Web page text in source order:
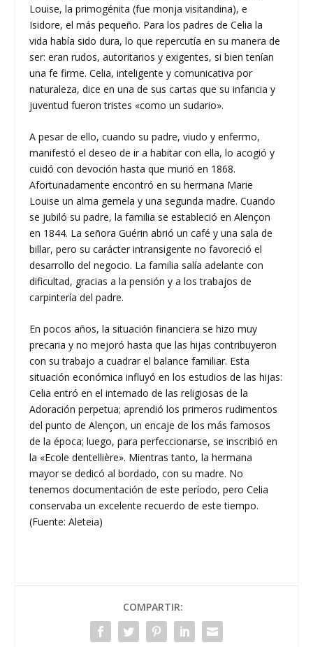
Louise, la primogénita (fue monja visitandina), e
Isidore, el más pequeño. Para los padres de Celia la
vida había sido dura, lo que repercutía en su manera de
ser: eran rudos, autoritarios y exigentes, si bien tenían
una fe firme. Celia, inteligente y comunicativa por
naturaleza, dice en una de sus cartas que su infancia y
juventud fueron tristes «como un sudario».
A pesar de ello, cuando su padre, viudo y enfermo,
manifestó el deseo de ir a habitar con ella, lo acogió y
cuidó con devoción hasta que murió en 1868.
Afortunadamente encontró en su hermana Marie
Louise un alma gemela y una segunda madre. Cuando
se jubiló su padre, la familia se estableció en Alençon
en 1844. La señora Guérin abrió un café y una sala de
billar, pero su carácter intransigente no favoreció el
desarrollo del negocio. La familia salía adelante con
dificultad, gracias a la pensión y a los trabajos de
carpintería del padre.
En pocos años, la situación financiera se hizo muy
precaria y no mejoró hasta que las hijas contribuyeron
con su trabajo a cuadrar el balance familiar. Esta
situación económica influyó en los estudios de las hijas:
Celia entró en el internado de las religiosas de la
Adoración perpetua; aprendió los primeros rudimentos
del punto de Alençon, un encaje de los más famosos
de la época; luego, para perfeccionarse, se inscribió en
la «Ecole dentellière». Mientras tanto, la hermana
mayor se dedicó al bordado, con su madre. No
tenemos documentación de este período, pero Celia
conservaba un excelente recuerdo de este tiempo.
(Fuente: Aleteia)
COMPARTIR: